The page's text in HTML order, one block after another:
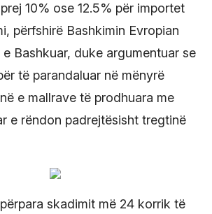
10% ose 12.5% ​​për importet
përfshirë Bashkimin Evropian
Bashkuar, duke argumentuar se
të parandaluar në mënyrë
e mallrave të prodhuara me
e rëndon padrejtësisht tregtinë
skadimit më 24 korrik të